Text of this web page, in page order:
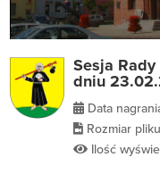
Sesja
dniu
Data
Rozmiar
Ilość